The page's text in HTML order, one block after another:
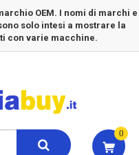
OEM. I nomi di marchi e
solo intesi a mostrare la
con varie macchine.
0